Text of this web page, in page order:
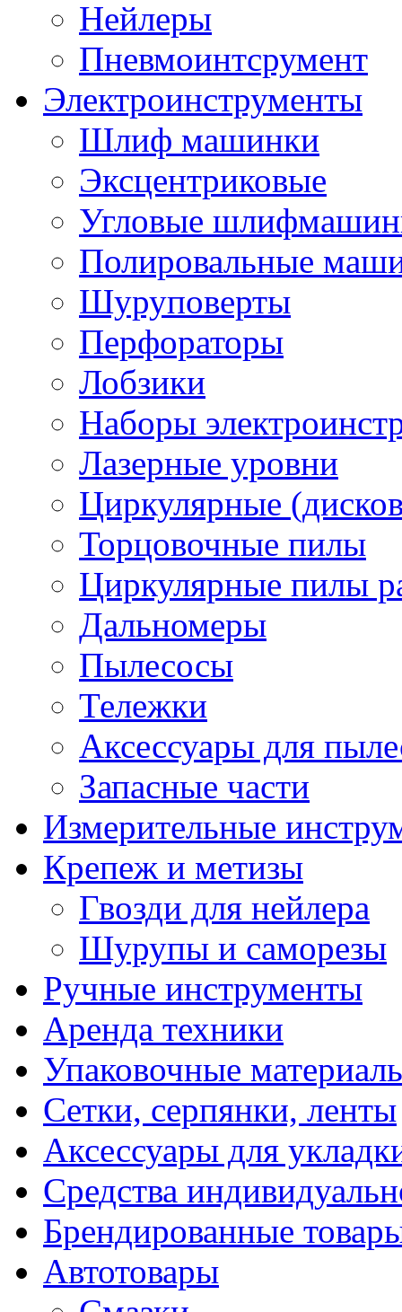
Нейлеры
Пневмоинтсрумент
Электроинструменты
Шлиф машинки
Эксцентриковые
Угловые
Полировальные
Шуруповерты
Перфораторы
Лобзики
Наборы
Лазерные уровни
Циркулярные
Торцовочные пилы
Циркулярные пилы
Дальномеры
Пылесосы
Тележки
Аксессуары для
Запасные части
Измерительные
Крепеж и метизы
Гвозди для нейлера
Шурупы и саморезы
Ручные инструменты
Аренда техники
Упаковочные
Сетки, серпянки, ленты
Аксессуары для
Средства
Брендированные
Автотовары